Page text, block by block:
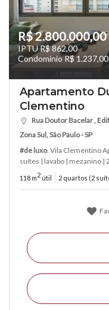
R$ 2.800.000,00
IPTU R$ 862,00
Condomínio R$ 1.237,00
Apartamento
Clementino
Rua Doutor Bacelar ,
Zona Sul, São Paulo - SP
#de luxo. Vila Clementino
suítes | lavabo | mezanino |
118 m2 útil 2 quartos (2